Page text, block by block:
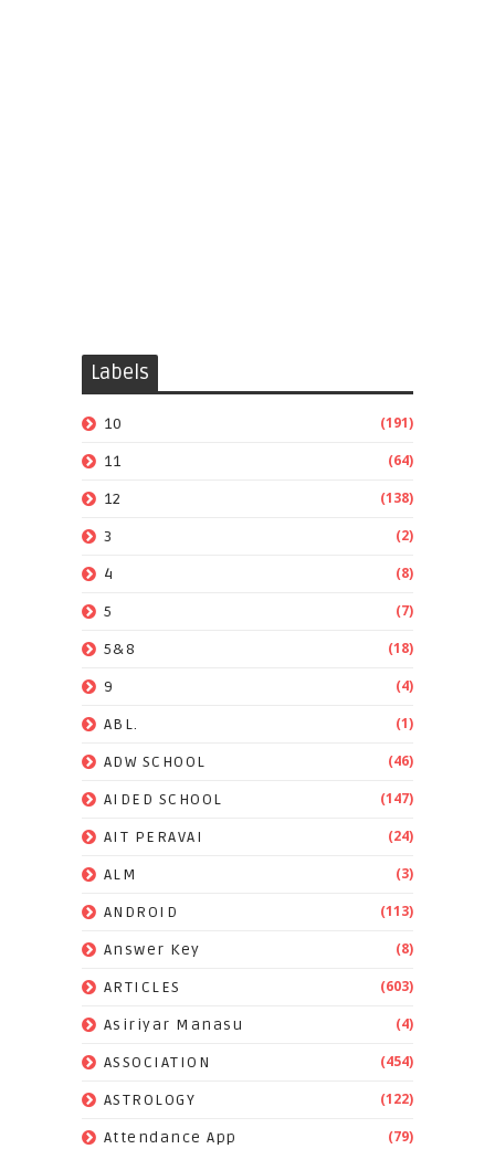
Labels
10 (191)
11 (64)
12 (138)
3 (2)
4 (8)
5 (7)
5&8 (18)
9 (4)
ABL. (1)
ADW SCHOOL (46)
AIDED SCHOOL (147)
AIT PERAVAI (24)
ALM (3)
ANDROID (113)
Answer Key (8)
ARTICLES (603)
Asiriyar Manasu (4)
ASSOCIATION (454)
ASTROLOGY (122)
Attendance App (79)